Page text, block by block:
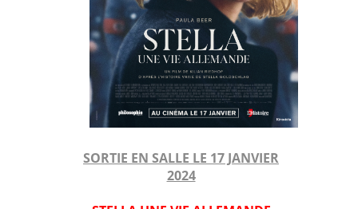
SORTIE EN SALLE LE 17 JANVIER
2024